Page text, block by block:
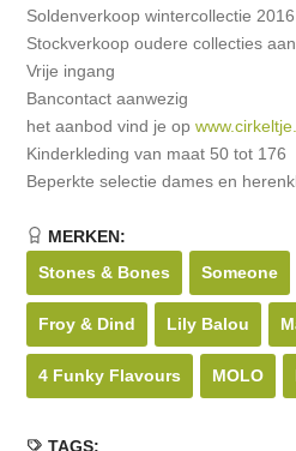
Soldenverkoop wintercollectie 2016
Stockverkoop oudere collecties
Vrije ingang
Bancontact aanwezig
het aanbod vind je op
Kinderkleding van maat 50 tot 176
Beperkte selectie dames en
MERKEN:
Stones & Bones
Someone
Froy & Dind Lily Balou
4 Funky Flavours MOLO
TAGS: